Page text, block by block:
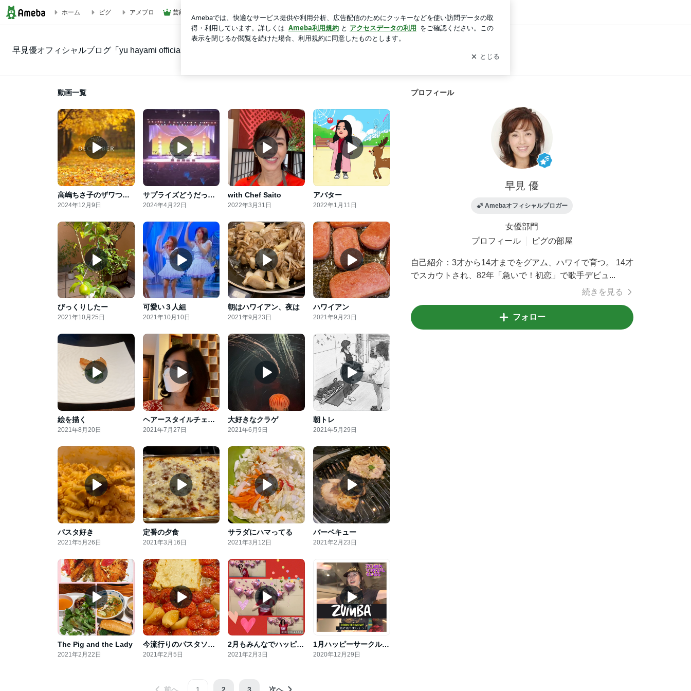
動画一覧｜早見優オフィシャルブログ「yu hayami official blog」Powered by Ameba
ホーム ピグ アメブロ 芸能人ブログ
早見優オフィシャルブログ「yu hayami official blog」Powered by Ameba
動画一覧
高嶋ちさ子のザワつく！昭和歌謡祭
2024年12月9日
サプライズどうだった？
2024年4月22日
with Chef Saito
2022年3月31日
アバター
2022年1月11日
びっくりしたー
2021年10月25日
可愛い３人組
2021年10月10日
朝はハワイアン、夜は
2021年9月23日
ハワイアン
2021年9月23日
絵を描く
2021年8月20日
ヘアースタイルチェンジ！
2021年7月27日
大好きなクラゲ
2021年6月9日
朝トレ
2021年5月29日
パスタ好き
2021年5月26日
定番の夕食
2021年3月16日
サラダにハマってる
2021年3月12日
バーベキュー
2021年2月23日
The Pig and the Lady
2021年2月22日
今流行りのパスタソースにチャレンジ
2021年2月5日
2月もみんなでハッピーに
2021年2月3日
1月ハッピーサークルご案内
2020年12月29日
プロフィール
早見 優
Amebaオフィシャルブロガー
女優部門
プロフィール
ピグの部屋
自己紹介： 3才から14才までをグアム、ハワイで育つ。 14才
でスカウトされ、82年「急いで！初恋」で歌手デビュ...
続きを見る
フォロー